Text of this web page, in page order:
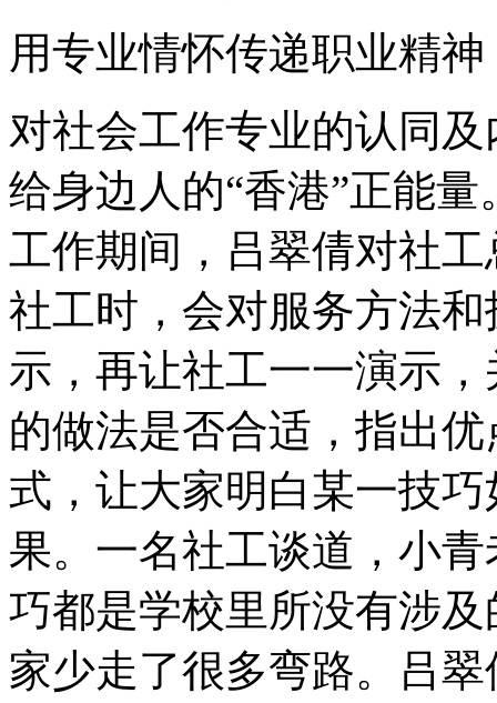
用专业情怀传递职业精神
对社会工作专业的认同
给身边人的“香港”正能
工作期间，吕翠倩对社
社工时，会对服务方法
示，再让社工一一演示
的做法是否合适，指出
式，让大家明白某一技
果。一名社工谈道，小
巧都是学校里所没有涉
家少走了很多弯路。吕